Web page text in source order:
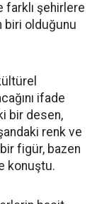
şehirlere
biri olduğunu
ifade
bir desen,
renk ve
figür, bazen
konuştu.